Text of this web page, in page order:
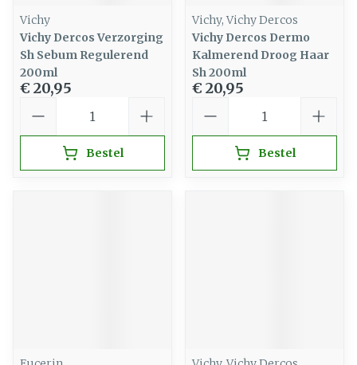
Vichy
Vichy Dercos Verzorging
Sh Sebum Regulerend
200ml
€ 20,95
Bestel
Vichy, Vichy Dercos
Vichy Dercos Dermo
Kalmerend Droog Haar
Sh 200ml
€ 20,95
Bestel